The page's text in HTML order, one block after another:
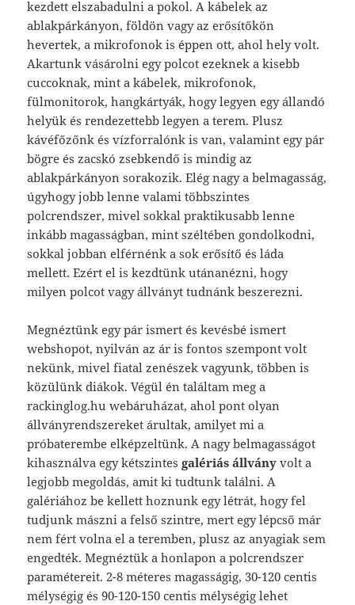
kezdett elszabadulni a pokol. A kábelek az
ablakpárkányon, földön vagy az erősítőkön
hevertek, a mikrofonok is éppen ott, ahol hely volt.
Akartunk vásárolni egy polcot ezeknek a kisebb
cuccoknak, mint a kábelek, mikrofonok,
fülmonitorok, hangkártyák, hogy legyen egy állandó
helyük és rendezettebb legyen a terem. Plusz
kávéfőzőnk és vízforralónk is van, valamint egy pár
bögre és zacskó zsebkendő is mindig az
ablakpárkányon sorakozik. Elég nagy a belmagasság,
úgyhogy jobb lenne valami többszintes
polcrendszer, mivel sokkal praktikusabb lenne
inkább magasságban, mint széltében gondolkodni,
sokkal jobban elférnénk a sok erősítő és láda
mellett. Ezért el is kezdtünk utánanézni, hogy
milyen polcot vagy állványt tudnánk beszerezni.
Megnéztünk egy pár ismert és kevésbé ismert
webshopot, nyilván az ár is fontos szempont volt
nekünk, mivel fiatal zenészek vagyunk, többen is
közülünk diákok. Végül én találtam meg a
rackinglog.hu webáruházat, ahol pont olyan
állványrendszereket árultak, amilyet mi a
próbaterembe elképzeltünk. A nagy belmagasságot
kihasználva egy kétszintesgalériás állvány volt a
legjobb megoldás, amit ki tudtunk találni. A
galériához be kellett hoznunk egy létrát, hogy fel
tudjunk mászni a felső szintre, mert egy lépcső már
nem fért volna el a teremben, plusz az anyagiak sem
engedték. Megnéztük a honlapon a polcrendszer
paramétereit. 2-8 méteres magasságig, 30-120 centis
mélységig és 90-120-150 centis mélységig lehet